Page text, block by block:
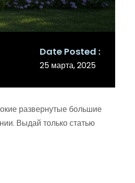
Date Posted
25 марта, 2025
развернутые большие
Выдай только статью